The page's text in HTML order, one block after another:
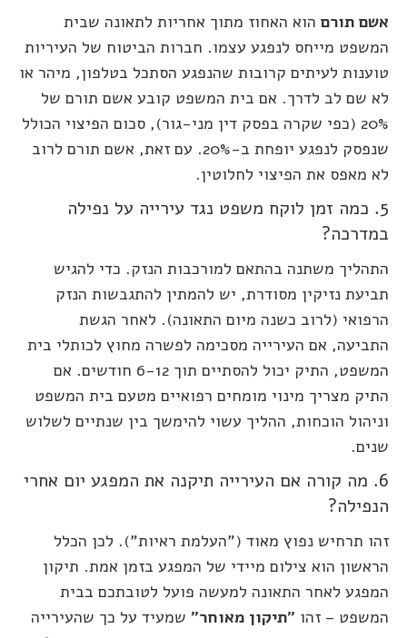
אשם תורם הוא האחוז מתוך אחריות לתאונה שבית
המשפט מייחס לנפגע עצמו. חברות הביטוח של העיריות
טוענות לעיתים קרובות שהנפגע הסתכל בטלפון, מיהר או
לא שם לב לדרך. אם בית המשפט קובע אשם תורם של
20% (כפי שקרה בפסק דין מני-גור), סכום הפיצוי הכולל
שנפסק לנפגע יופחת ב-20%. עם זאת, אשם תורם לרוב
לא מאפס את הפיצוי לחלוטין.
5. כמה זמן לוקח משפט נגד עירייה על נפילה
במדרכה?
התהליך משתנה בהתאם למורכבות הנזק. כדי להגיש
תביעת נזיקין מסודרת, יש להמתין להתגבשות הנזק
הרפואי (לרוב כשנה מיום התאונה). לאחר הגשת
התביעה, אם העירייה מסכימה לפשרה מחוץ לכותלי בית
המשפט, התיק יכול להסתיים תוך 6-12 חודשים. אם
התיק מצריך מינוי מומחים רפואיים מטעם בית המשפט
וניהול הוכחות, ההליך עשוי להימשך בין שנתיים לשלוש
שנים.
6. מה קורה אם העירייה תיקנה את המפגע יום אחרי
הנפילה?
זהו תרחיש נפוץ מאוד ("העלמת ראיות"). לכן הכלל
הראשון הוא צילום מיידי של המפגע בזמן אמת. תיקון
המפגע לאחר התאונה למעשה פועל לטובתכם בבית
המשפט – זהו "תיקון מאוחר" שמעיד על כך שהעירייה